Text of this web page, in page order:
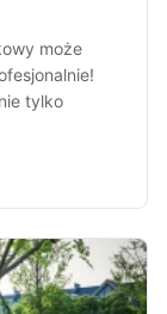
może
tylko